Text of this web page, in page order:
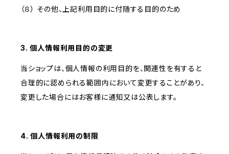
（８） その他、上記利用目的に付随する目的のため
3. 個人情報利用目的の変更
当ショップは、個人情報の利用目的を、関連性を有すると
合理的に認められる範囲内において変更することがあり、
変更した場合にはお客様に通知又は公表します。
4. 個人情報利用の制限